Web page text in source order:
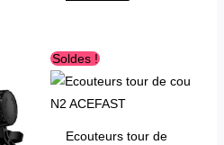
Soldes !
Ecouteurs tour de
Le
prix
initial
était :
actuel
est :